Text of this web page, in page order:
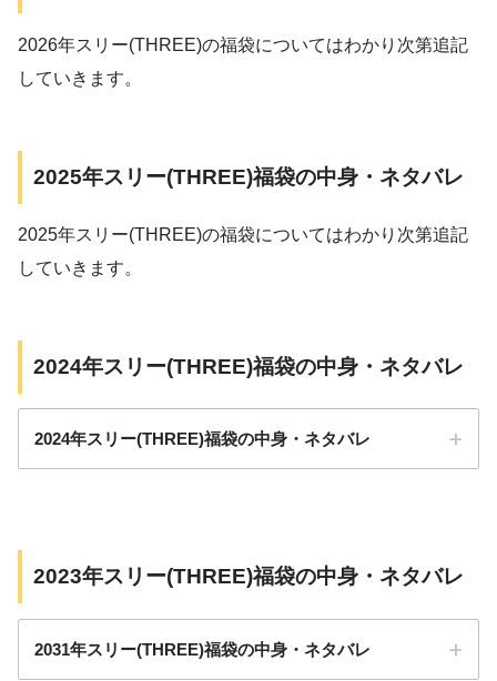
2026年スリー(THREE)の福袋についてはわかり次第追記
していきます。
2025年スリー(THREE)福袋の中身・ネタバレ
2025年スリー(THREE)の福袋についてはわかり次第追記
していきます。
2024年スリー(THREE)福袋の中身・ネタバレ
2024年スリー(THREE)福袋の中身・ネタバレ
2023年スリー(THREE)福袋の中身・ネタバレ
2031年スリー(THREE)福袋の中身・ネタバレ